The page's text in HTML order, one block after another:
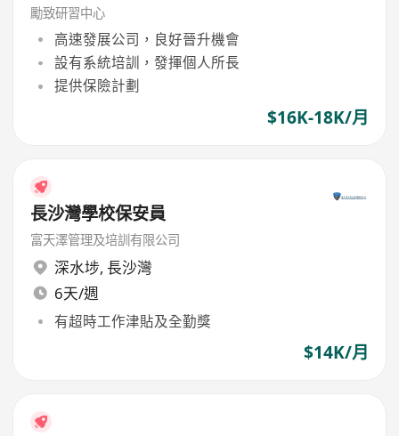
勵致研習中心
高速發展公司，良好晉升機會
設有系統培訓，發揮個人所長
提供保險計劃
$16K-18K/月
長沙灣學校保安員
富天澤管理及培訓有限公司
深水埗, 長沙灣
6天/週
有超時工作津貼及全勤獎
$14K/月